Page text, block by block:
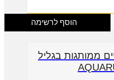
הוסף לרשימה
ממותגות בגליל